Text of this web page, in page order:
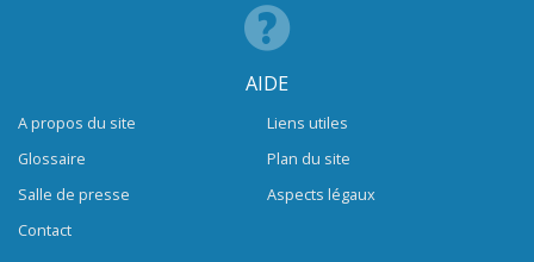
AIDE
A propos du site
Glossaire
Salle de presse
Contact
Liens utiles
Plan du site
Aspects légaux